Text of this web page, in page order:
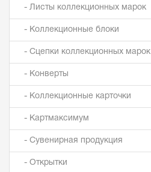
- Листы коллекционных марок
- Коллекционные блоки
- Сцепки коллекционных марок
- Конверты
- Коллекционные карточки
- Картмаксимум
- Сувенирная продукция
- Открытки